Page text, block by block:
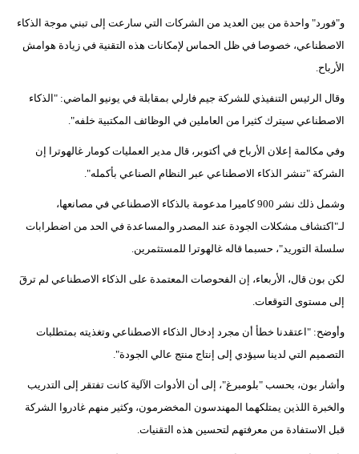
و"فورد" واحدة من بين العديد من الشركات التي سارعت إلى تبني موجة الذكاء
الاصطناعي، خصوصا في ظل الحماس لإمكانات هذه التقنية في زيادة هوامش
الأرباح.
وقال الرئيس التنفيذي للشركة جيم فارلي بمقابلة في يونيو الماضي: "الذكاء
الاصطناعي سيترك كثيرا من العاملين في الوظائف المكتبية خلفه".
وفي مكالمة إعلان الأرباح في أكتوبر، قال مدير العمليات كومار غالهوترا إن
الشركة "تنشر الذكاء الاصطناعي عبر النظام الصناعي بأكمله".
وشمل ذلك نشر 900 كاميرا مدعومة بالذكاء الاصطناعي في مصانعها،
لـ"اكتشاف مشكلات الجودة عند المصدر والمساعدة في الحد من اضطرابات
سلسلة التوريد"، حسبما قاله غالهوترا للمستثمرين.
لكن بون قال، الأربعاء، إن الفحوصات المعتمدة على الذكاء الاصطناعي لم ترقَ
إلى مستوى التوقعات.
وأوضح: "اعتقدنا خطأ أن مجرد إدخال الذكاء الاصطناعي وتغذيته بمتطلبات
التصميم التي لدينا سيؤدي إلى إنتاج منتج عالي الجودة".
وأشار بون، بحسب "بلومبرغ"، إلى أن الأدوات الآلية كانت تفتقر إلى التدريب
والخبرة اللذين يمتلكهما المهندسون المخضرمون، وكثير منهم غادروا الشركة
قبل الاستفادة من معرفتهم لتحسين هذه التقنيات.